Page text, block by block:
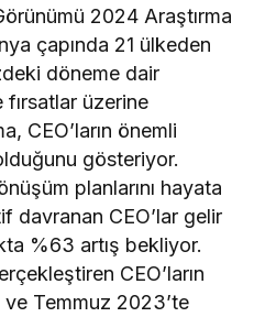
2024 Araştırma
çapında 21 ülkeden
döneme dair
üzerine
CEO’ların önemli
gösteriyor.
planlarını hayata
davranan CEO’lar gelir
%63 artış bekliyor.
CEO’ların
ve Temmuz 2023’te